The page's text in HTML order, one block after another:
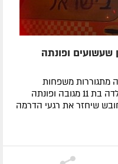
ופונתה
מתגוררות משפחות
חב"דיות רבות, נפלה במהלך השבת ילדה בת 11 מגובה ופונתה
שיחזר את רגעי הדרמה